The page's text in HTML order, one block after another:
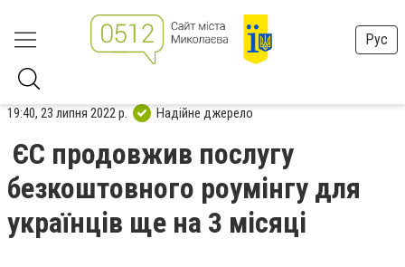
Рус
19:40, 23 липня 2022 р. Надійне джерело
ЄС продовжив послугу
безкоштовного роумінгу для
українців ще на 3 місяці